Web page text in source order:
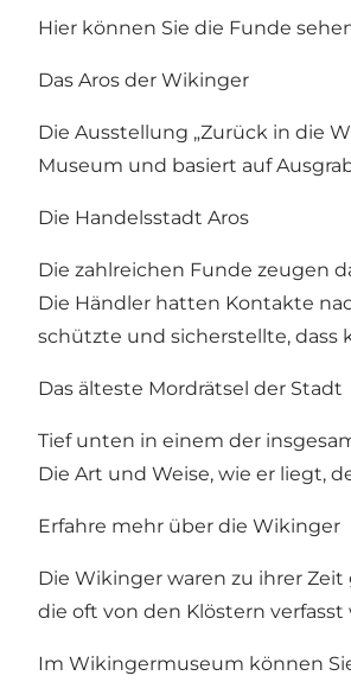
Hier können Sie die Funde
Das Aros der Wikinger
Die Ausstellung „Zurück in die
Museum und basiert auf
Die Handelsstadt Aros
Die zahlreichen Funde zeugen
Die Händler hatten Kontakte
schützte und sicherstellte,
Das älteste Mordrätsel der Stadt
Tief unten in einem der
Die Art und Weise, wie er liegt,
Erfahre mehr über die Wikinger
Die Wikinger waren zu ihrer
die oft von den Klöstern
Im Wikingermuseum können